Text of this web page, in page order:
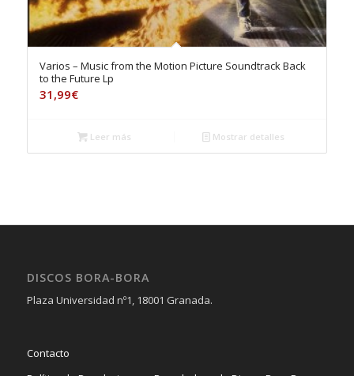
Varios – Music from the Motion Picture Soundtrack Back
to the Future Lp
31,99€
Leer más Mostrar detalles
DISCOS BORA-BORA
Plaza Universidad nº1, 18001 Granada.
Contacto